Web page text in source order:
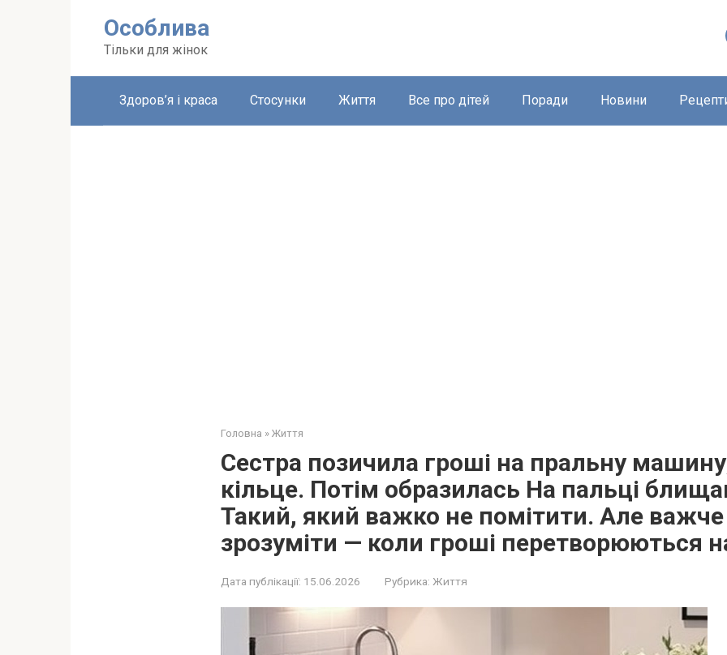
Особлива
Тільки для жінок
Здоров’я і краса Стосунки Життя Все про дітей Поради Новини
Головна » Життя
Сестра позичила гроші на пральну
кільце. Потім образилась На пальці
Такий, який важко не помітити. Але важче
зрозуміти — коли гроші перетворюються
Дата публікації: 15.06.2026 Рубрика: Життя